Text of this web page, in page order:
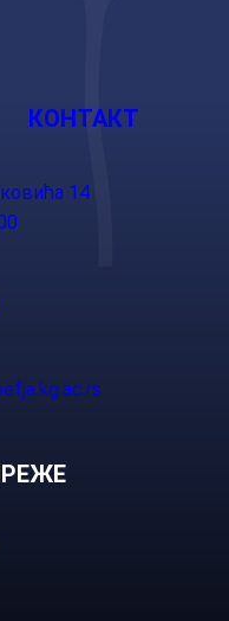
КОНТАКТ
14